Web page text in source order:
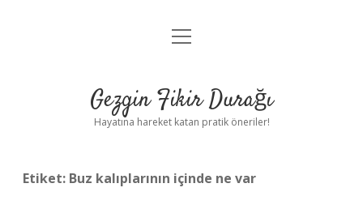
Anasayfa
Yasal Uyarı
menüyü
Gezgin Fikir Durağı
Hayatına hareket katan pratik öneriler!
Etiket: Buz kalıplarının içinde ne var